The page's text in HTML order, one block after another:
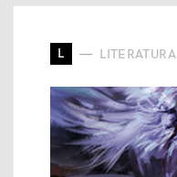
L LITERATURA